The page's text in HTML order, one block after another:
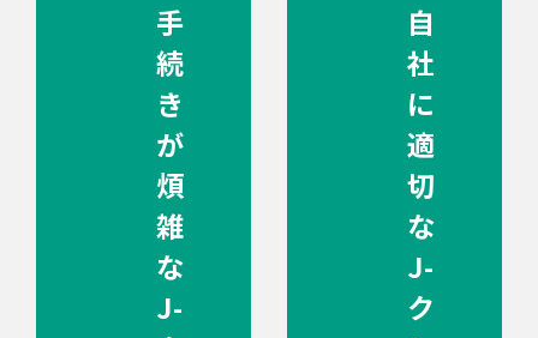
手
続
き
が
煩
雑
な
J-
自
社
に
適
切
な
J-
ク